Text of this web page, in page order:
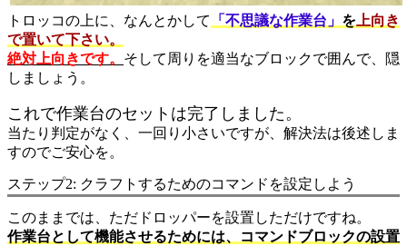
トロッコの上に、なんとかして 「不思議な作業台」 を上向き
で置いて下さい。
絶対上向きです。 そして周りを適当なブロックで囲んで、隠
しましょう。
これで作業台のセットは完了しました。
当たり判定がなく、一回り小さいですが、解決法は後述しま
すのでご安心を。
ステップ2: クラフトするためのコマンドを設定しよう
このままでは、ただドロッパーを設置しただけですね。
作業台として機能させるためには、コマンドブロックの設置